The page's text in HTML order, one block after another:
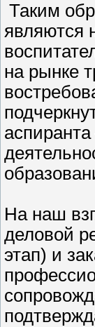
Таким
являются
на рынке
На наш
деловой
этап) и